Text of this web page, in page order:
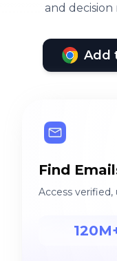
and decision
Add
Find
Access